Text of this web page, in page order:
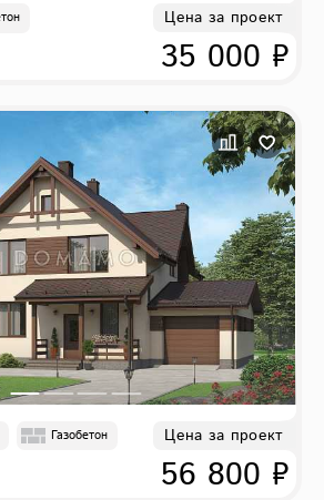
Цена за проект
35 000 ₽
Газобетон Цена за проект
56 800 ₽